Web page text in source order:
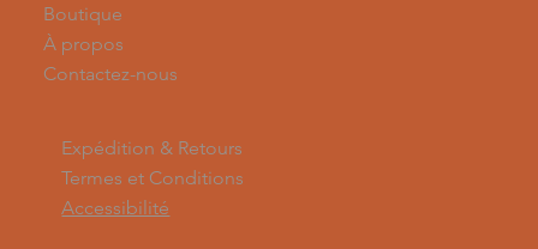
Boutique
À propos
Contactez-nous
Expédition & Retours
Termes et Conditions
Accessibilité